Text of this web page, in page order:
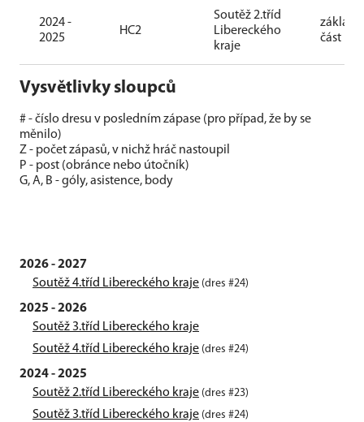
2024 -
2025
HC2
Soutěž 2.tříd
Libereckého
kraje
část
Vysvětlivky sloupců
# - číslo dresu v posledním zápase (pro případ, že by se
měnilo)
Z - počet zápasů, v nichž hráč nastoupil
P - post (obránce nebo útočník)
G, A, B - góly, asistence, body
2026 - 2027
Soutěž 4.tříd Libereckého kraje (dres #24)
2025 - 2026
Soutěž 3.tříd Libereckého kraje
Soutěž 4.tříd Libereckého kraje (dres #24)
2024 - 2025
Soutěž 2.tříd Libereckého kraje (dres #23)
Soutěž 3.tříd Libereckého kraje (dres #24)